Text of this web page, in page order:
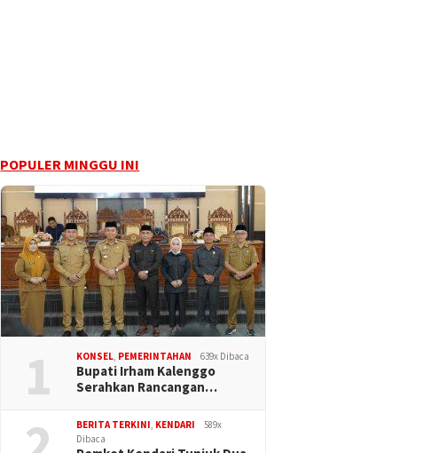
POPULER MINGGU INI
1 KONSEL PEMERINTAHAN 639x Dibaca
Bupati Irham Kalenggo
Serahkan Rancangan…
BERITA TERKINI KENDARI
589x
Dibaca